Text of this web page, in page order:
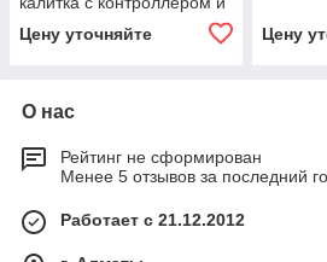
считывателем RFID карт
Цену уточняйте Цену
О нас
Рейтинг не сформирован
Менее 5 отзывов за последний
Работает с 21.12.2012